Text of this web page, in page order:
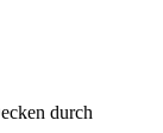
durch